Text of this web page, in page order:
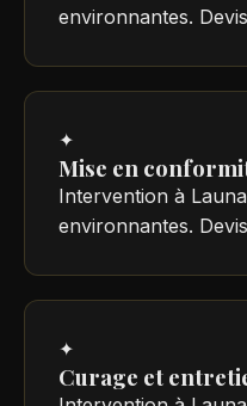
environnantes.
✦
Mise en
Intervention à
environnantes.
✦
Curage et